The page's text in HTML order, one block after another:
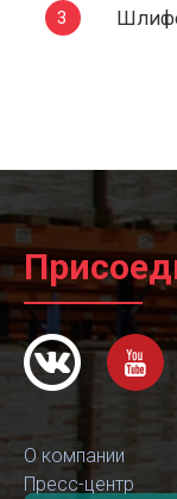
О компании
Пресс-центр